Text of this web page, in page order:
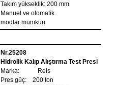
Takım yükseklik: 200 mm
Manuel ve otomatik
modlar mümkün
Nr.25208
Hidrolik Kalıp Alıştırma Test Presi
Marka: Reis
Pres güç: 200 ton